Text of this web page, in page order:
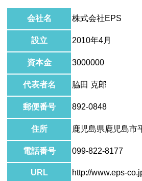
会社名 株式会社EPS
設立 2010年4月
資本金 3000000
代表者名 脇田 克郎
郵便番号 892-0848
住所 鹿児島県鹿児島市
電話番号 099-822-8177
URL http://www.eps-